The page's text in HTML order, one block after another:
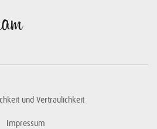
und Vertraulichkeit
Impressum